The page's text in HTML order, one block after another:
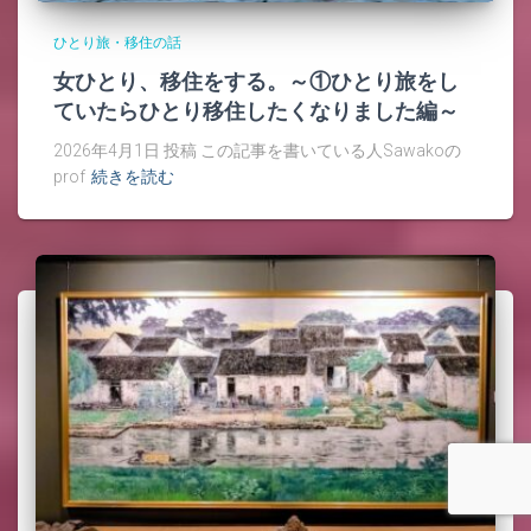
ひとり旅・移住の話
女ひとり、移住をする。～①ひとり旅をし
ていたらひとり移住したくなりました編～
2026年4月1日 投稿 この記事を書いている人Sawakoの
prof 続きを読む